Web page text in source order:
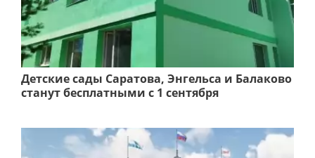
Детские сады Саратова, Энгельса и Балаково
станут бесплатными с 1 сентября